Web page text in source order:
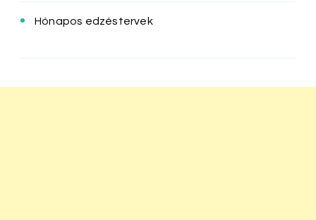
Hónapos edzéstervek